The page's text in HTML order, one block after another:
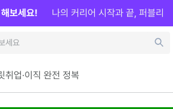
취업·이직 완전 정복
보세요! 나의 커리어 시작과 끝, 퍼블리